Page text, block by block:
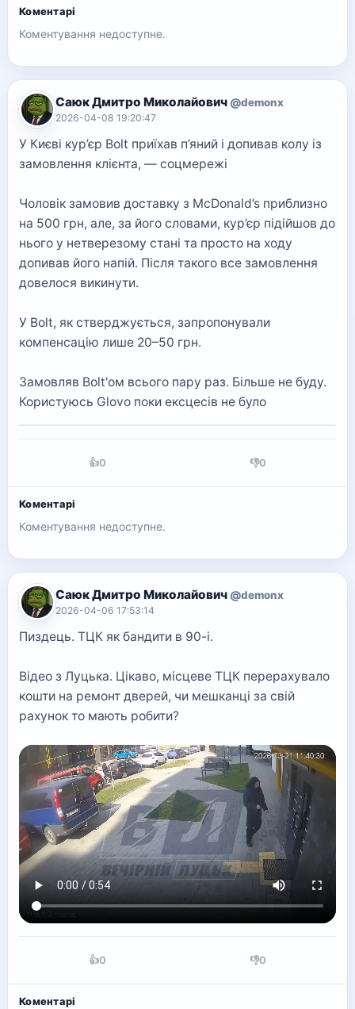
Коментарі
Коментування недоступне.
Саюк Дмитро Миколайович @demonx
2026-04-08 19:20:47
У Києві кур’єр Bolt приїхав п’яний і допивав колу із
замовлення клієнта, — соцмережі
Чоловік замовив доставку з McDonald’s приблизно
на 500 грн, але, за його словами, кур’єр підійшов до
нього у нетверезому стані та просто на ходу
допивав його напій. Після такого все замовлення
довелося викинути.
У Bolt, як стверджується, запропонували
компенсацію лише 20–50 грн.
Замовляв Bolt'ом всього пару раз. Більше не буду.
Користуюсь Glovo поки ексцесів не було
👍0 👎0
Коментарі
Коментування недоступне.
Саюк Дмитро Миколайович @demonx
2026-04-06 17:53:14
Пиздець. ТЦК як бандити в 90-і.
Відео з Луцька. Цікаво, місцеве ТЦК перерахувало
кошти на ремонт дверей, чи мешканці за свій
рахунок то мають робити?
👍0 👎0
Коментарі